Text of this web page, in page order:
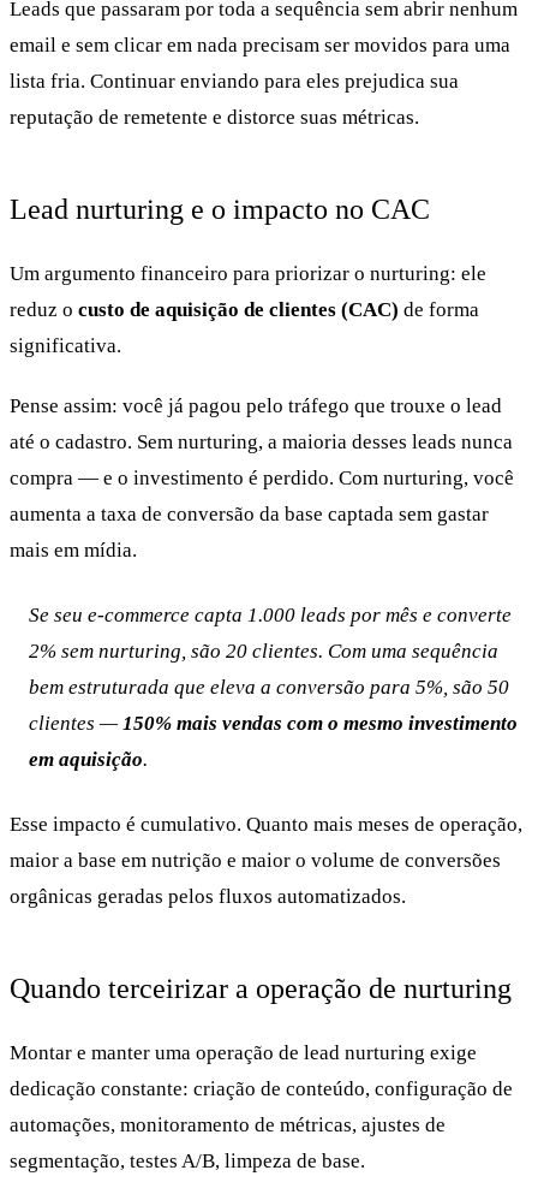
Leads que passaram por toda a sequência sem abrir nenhum
email e sem clicar em nada precisam ser movidos para uma
lista fria. Continuar enviando para eles prejudica sua
reputação de remetente e distorce suas métricas.
Lead nurturing e o impacto no CAC
Um argumento financeiro para priorizar o nurturing: ele
reduz o custo de aquisição de clientes (CAC) de forma
significativa.
Pense assim: você já pagou pelo tráfego que trouxe o lead
até o cadastro. Sem nurturing, a maioria desses leads nunca
compra — e o investimento é perdido. Com nurturing, você
aumenta a taxa de conversão da base captada sem gastar
mais em mídia.
Se seu e-commerce capta 1.000 leads por mês e converte
2% sem nurturing, são 20 clientes. Com uma sequência
bem estruturada que eleva a conversão para 5%, são 50
clientes —150% mais vendas com o mesmo investimento
em aquisição.
Esse impacto é cumulativo. Quanto mais meses de operação,
maior a base em nutrição e maior o volume de conversões
orgânicas geradas pelos fluxos automatizados.
Quando terceirizar a operação de nurturing
Montar e manter uma operação de lead nurturing exige
dedicação constante: criação de conteúdo, configuração de
automações, monitoramento de métricas, ajustes de
segmentação, testes A/B, limpeza de base.